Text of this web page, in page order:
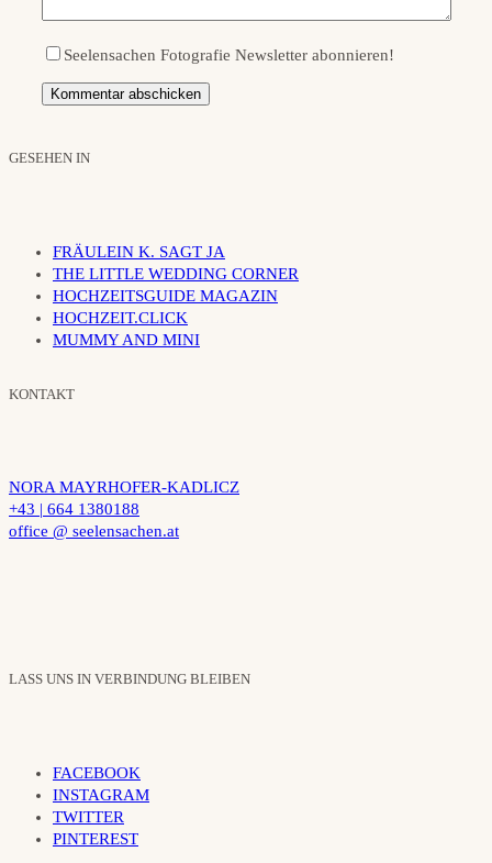
Seelensachen Fotografie Newsletter abonnieren!
GESEHEN IN
FRÄULEIN K. SAGT JA
THE LITTLE WEDDING CORNER
HOCHZEITSGUIDE MAGAZIN
HOCHZEIT.CLICK
MUMMY AND MINI
KONTAKT
NORA MAYRHOFER-KADLICZ
+43 | 664 1380188
office @ seelensachen.at
LASS UNS IN VERBINDUNG BLEIBEN
FACEBOOK
INSTAGRAM
TWITTER
PINTEREST